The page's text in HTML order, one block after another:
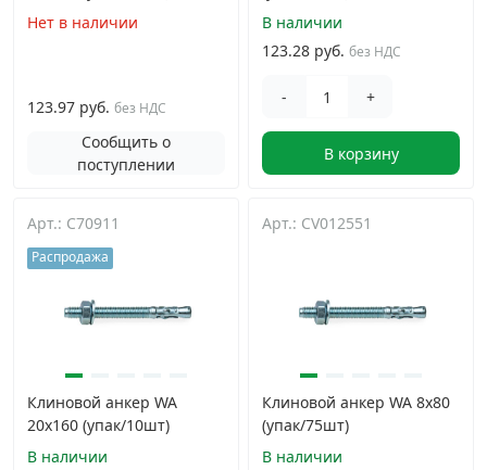
Нет в наличии
123.97 руб. без НДС
Сообщить о
поступлении
В наличии
123.28 руб. без НДС
- +
В корзину
Арт.: C70911
Распродажа
Клиновой анкер WA
20х160 (упак/10шт)
В наличии
Арт.: CV012551
Клиновой анкер WA 8х80
(упак/75шт)
В наличии